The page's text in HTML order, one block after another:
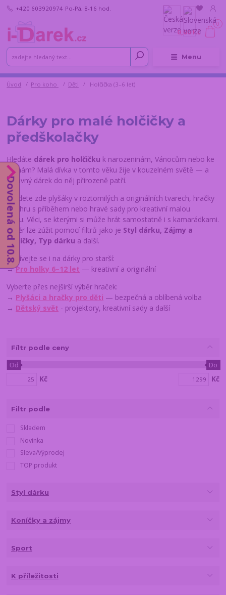
Menu
+420 603920974 Po-Pá, 8-16 hod.
0
0,00 Kč
Úvod Pro koho Děti Holčička (3–6 let)
Dárky pro malé holčičky a
předškolačky
Hledáte dárek pro holčičku k narozeninám, Vánocům nebo ke
křtinám? Malá dívka v tomto věku žije v kouzelném světě — a
správný dárek do něj přirozeně patří.
Najdete zde plyšáky v roztomilých a originálních tvarech, hračky
pro hru s příběhem nebo hravé sady pro kreativní malou
dívku. Věci, se kterými si může hrát samostatně i s kamarádkami.
Výběr lze zúžit pomocí filtrů jako je Styl dárku, Zájmy a
koníčky, Typ dárku a další.
Podívejte se i na dárky pro starší:
→Pro holky 6–12 let — kreativní a originální
Vyberte přes nejširší výběr hraček:
→ Plyšáci a hračky pro děti — bezpečná a oblíbená volba
→ Dětský svět - projektory, kreativní sady a další
Fíltr podle ceny
Kč
Od Do
Kč
Filtr podle
Skladem
Novinka
Sleva/Výprodej
TOP produkt
Styl dárku
Koníčky a zájmy
Sport
K příležitosti
Dovolená od 10.8.